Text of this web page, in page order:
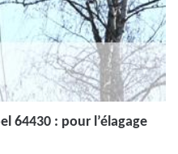
64430 : pour l’élagage